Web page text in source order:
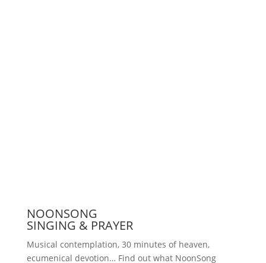
NOONSONG
SINGING & PRAYER
Musical contemplation, 30 minutes of heaven,
ecumenical devotion… Find out what NoonSong